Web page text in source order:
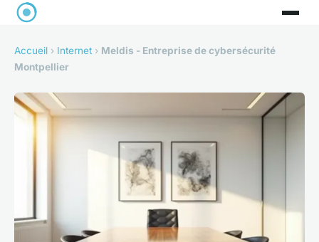
Accueil › Internet › Meldis - Entreprise de cybersécurité
Montpellier